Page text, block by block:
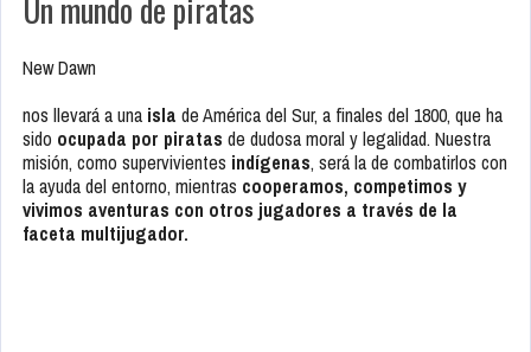
Un mundo de piratas
New Dawn
nos llevará a una isla de América del Sur, a finales del 1800, que ha
sido ocupada por piratas de dudosa moral y legalidad. Nuestra
misión, como supervivientes indígenas, será la de combatirlos con
la ayuda del entorno, mientras cooperamos, competimos y
vivimos aventuras con otros jugadores a través de la
faceta multijugador.